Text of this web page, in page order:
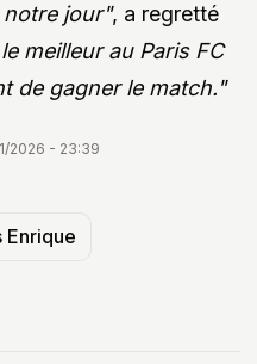
jour", a regretté
meilleur au Paris FC
de gagner le match."
2026 - 23:39
Enrique